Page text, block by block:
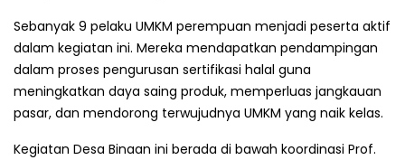
Sebanyak 9 pelaku UMKM perempuan menjadi peserta aktif
dalam kegiatan ini. Mereka mendapatkan pendampingan
dalam proses pengurusan sertifikasi halal guna
meningkatkan daya saing produk, memperluas jangkauan
pasar, dan mendorong terwujudnya UMKM yang naik kelas.
Kegiatan Desa Binaan ini berada di bawah koordinasi Prof.